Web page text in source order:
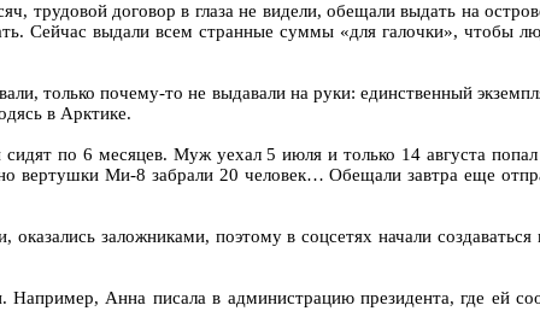
трудовой договор в глаза не видели, обещали выдать на
Сейчас выдали всем странные суммы «для галочки», чтобы
только почему-то не выдавали на руки: единственный
в Арктике.
по 6 месяцев. Муж уехал 5 июля и только 14 августа
вертушки Ми-8 забрали 20 человек… Обещали завтра еще
заложниками, поэтому в соцсетях начали
Анна писала в администрацию президента, где ей